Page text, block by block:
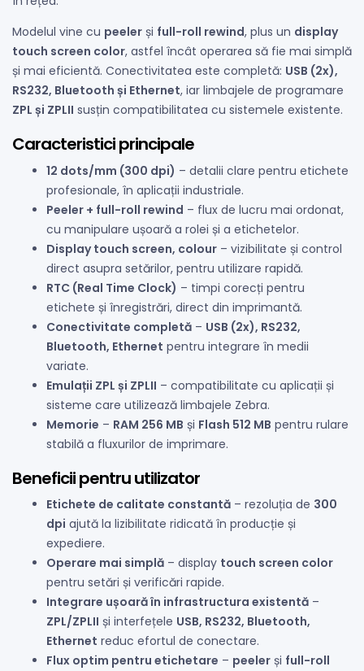
Modelul vine cu peeler și full-roll rewind, plus un display
touch screen color, astfel încât operarea să fie mai simplă
și mai eficientă. Conectivitatea este completă: USB (2x),
RS232, Bluetooth și Ethernet, iar limbajele de programare
ZPL și ZPLII susțin compatibilitatea cu sistemele existente.
Caracteristici principale
12 dots/mm (300 dpi) – detalii clare pentru etichete
profesionale, în aplicații industriale.
Peeler + full-roll rewind – flux de lucru mai ordonat,
cu manipulare ușoară a rolei și a etichetelor.
Display touch screen, colour – vizibilitate și control
direct asupra setărilor, pentru utilizare rapidă.
RTC (Real Time Clock) – timpi corecți pentru
etichete și înregistrări, direct din imprimantă.
Conectivitate completă – USB (2x), RS232,
Bluetooth, Ethernet pentru integrare în medii
variate.
Emulații ZPL și ZPLII – compatibilitate cu aplicații și
sisteme care utilizează limbajele Zebra.
Memorie – RAM 256 MB și Flash 512 MB pentru rulare
stabilă a fluxurilor de imprimare.
Beneficii pentru utilizator
Etichete de calitate constantă – rezoluția de 300
dpi ajută la lizibilitate ridicată în producție și
expediere.
Operare mai simplă – display touch screen color
pentru setări și verificări rapide.
Integrare ușoară în infrastructura existentă –
ZPL/ZPLII și interfețele USB, RS232, Bluetooth,
Ethernet reduc efortul de conectare.
Flux optim pentru etichetare – peeler și full-roll